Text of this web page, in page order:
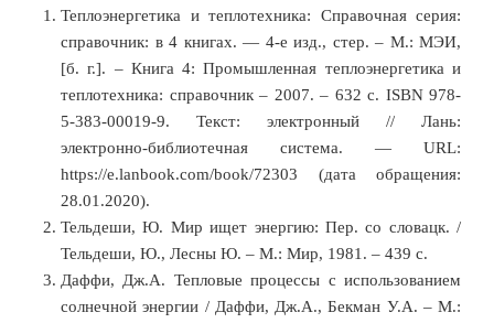
Теплоэнергетика и теплотехника: Справочная серия:
справочник: в 4 книгах. — 4-е изд., стер. – М.: МЭИ,
[б. г.]. – Книга 4: Промышленная теплоэнергетика и
теплотехника: справочник – 2007. – 632 с. ISBN 978-
5-383-00019-9. Текст: электронный // Лань:
электронно-библиотечная система. — URL:
https://e.lanbook.com/book/72303 (дата обращения:
28.01.2020).
Тельдеши, Ю. Мир ищет энергию: Пер. со словацк. /
Тельдеши, Ю., Лесны Ю. – М.: Мир, 1981. – 439 с.
Даффи, Дж.А. Тепловые процессы с использованием
солнечной энергии / Даффи, Дж.А., Бекман У.А. – М.: